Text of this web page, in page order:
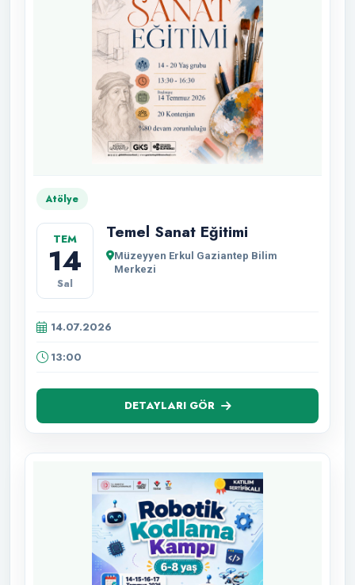
Atölye
TEM
14
Sal
Temel Sanat Eğitimi
Müzeyyen Erkul Gaziantep Bilim
Merkezi
14.07.2026
13:00
DETAYLARI GÖR